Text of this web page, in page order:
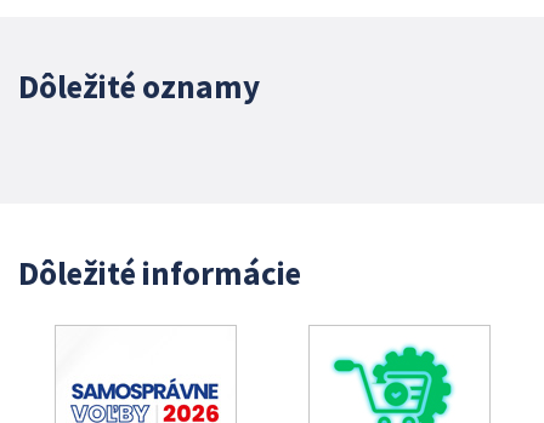
Dôležité oznamy
Dôležité informácie